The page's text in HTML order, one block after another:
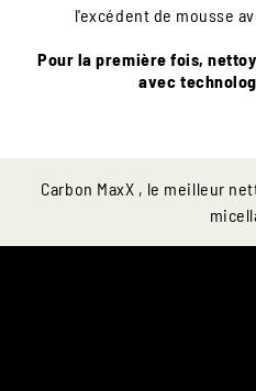
l'excédent de mousse
Pour la première fois,
avec
Carbon MaxX , le meilleur